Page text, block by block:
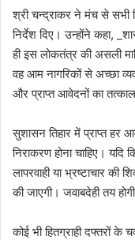
श्री चन्द्राकर ने मंच से सभी
निर्देश दिए। उन्होंने कहा,
ही इस लोकतंत्र की असली
वह आम नागरिकों से अच्छा
और प्राप्त आवेदनों का
सुशासन तिहार में प्राप्त हर
निराकरण होना चाहिए। यदि
लापरवाही या भ्रष्टाचार की
की जाएगी। जवाबदेही तय
कोई भी हितग्राही दफ्तरों